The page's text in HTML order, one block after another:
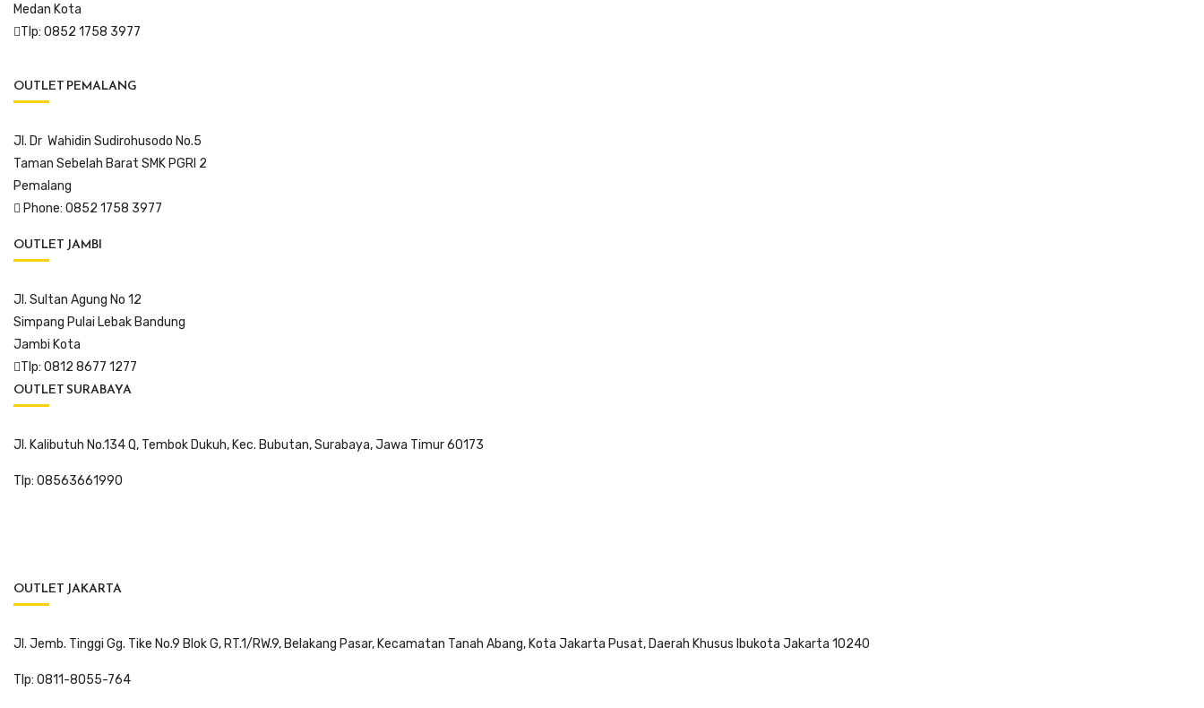
Medan Kota
Tlp: 0852 1758 3977
OUTLET PEMALANG
Jl. Dr Wahidin Sudirohusodo No.5
Taman Sebelah Barat SMK PGRI 2
Pemalang
Phone: 0852 1758 3977
OUTLET JAMBI
Jl. Sultan Agung No 12
Simpang Pulai Lebak Bandung
Jambi Kota
Tlp: 0812 8677 1277
OUTLET SURABAYA
Jl. Kalibutuh No.134 Q, Tembok Dukuh, Kec. Bubutan, Surabaya, Jawa Timur 60173
Tlp: 08563661990
OUTLET JAKARTA
Jl. Jemb. Tinggi Gg. Tike No.9 Blok G, RT.1/RW.9, Belakang Pasar, Kecamatan Tanah Abang, Kota Jakarta Pusat, Daerah Khusus Ibukota Jakarta 10240
Tlp: 0811-8055-764